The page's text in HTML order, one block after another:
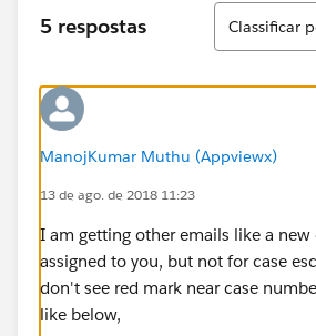
5 respostas
Classificar
Classificar
ManojKumar Muthu (Appviewx)
13 de ago. de 2018 11:23
I am getting other emails like a new
assigned to you, but not for case
don't see red mark near case
like below,